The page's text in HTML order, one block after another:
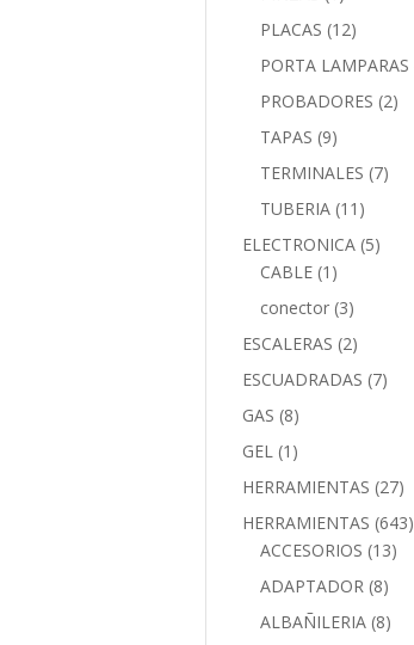
PLACAS (12)
PORTA LAMPARAS
PROBADORES (2)
TAPAS (9)
TERMINALES (7)
TUBERIA (11)
ELECTRONICA (5)
CABLE (1)
conector (3)
ESCALERAS (2)
ESCUADRADAS (7)
GAS (8)
GEL (1)
HERRAMIENTAS (27)
HERRAMIENTAS (643)
ACCESORIOS (13)
ADAPTADOR (8)
ALBAÑILERIA (8)